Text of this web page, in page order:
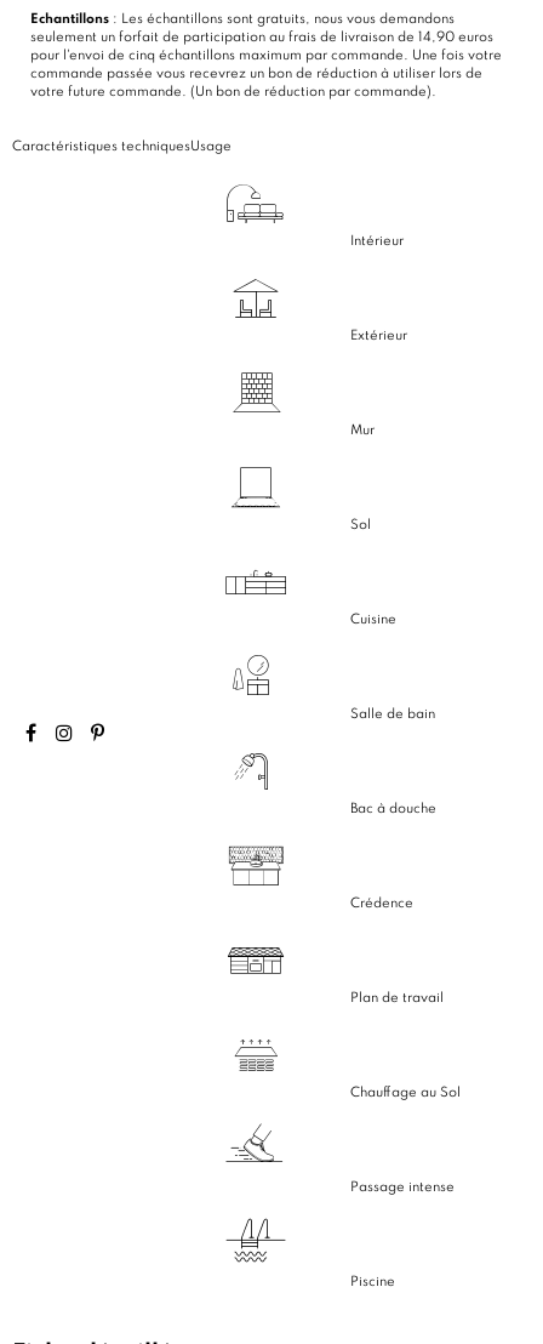
Echantillons : Les échantillons sont gratuits, nous vous demandons
seulement un forfait de participation au frais de livraison de 14,90 euros
pour l'envoi de cinq échantillons maximum par commande. Une fois votre
commande passée vous recevrez un bon de réduction à utiliser lors de
votre future commande. (Un bon de réduction par commande).
Caractéristiques techniquesUsage
Intérieur
Extérieur
Mur
Sol
Cuisine
Salle de bain
Bac à douche
Crédence
Plan de travail
Chauffage au Sol
Passage intense
Piscine